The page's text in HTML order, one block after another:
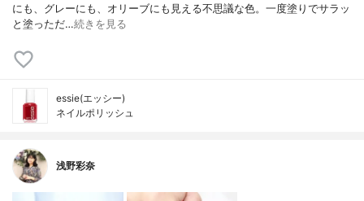
にも、グレーにも、オリーブにも見える不思議な色。一度塗りでサラッ
と塗っただ…続きを見る
essie(エッシー)
ネイルポリッシュ
浅野彩奈